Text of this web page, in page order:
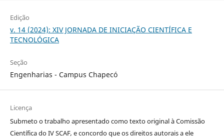
Edição
v. 14 (2024): XIV JORNADA DE INICIAÇÃO CIENTÍFICA E
TECNOLÓGICA
Seção
Engenharias - Campus Chapecó
Licença
Submeto o trabalho apresentado como texto original à Comissão
Científica do IV SCAF, e concordo que os direitos autorais a ele